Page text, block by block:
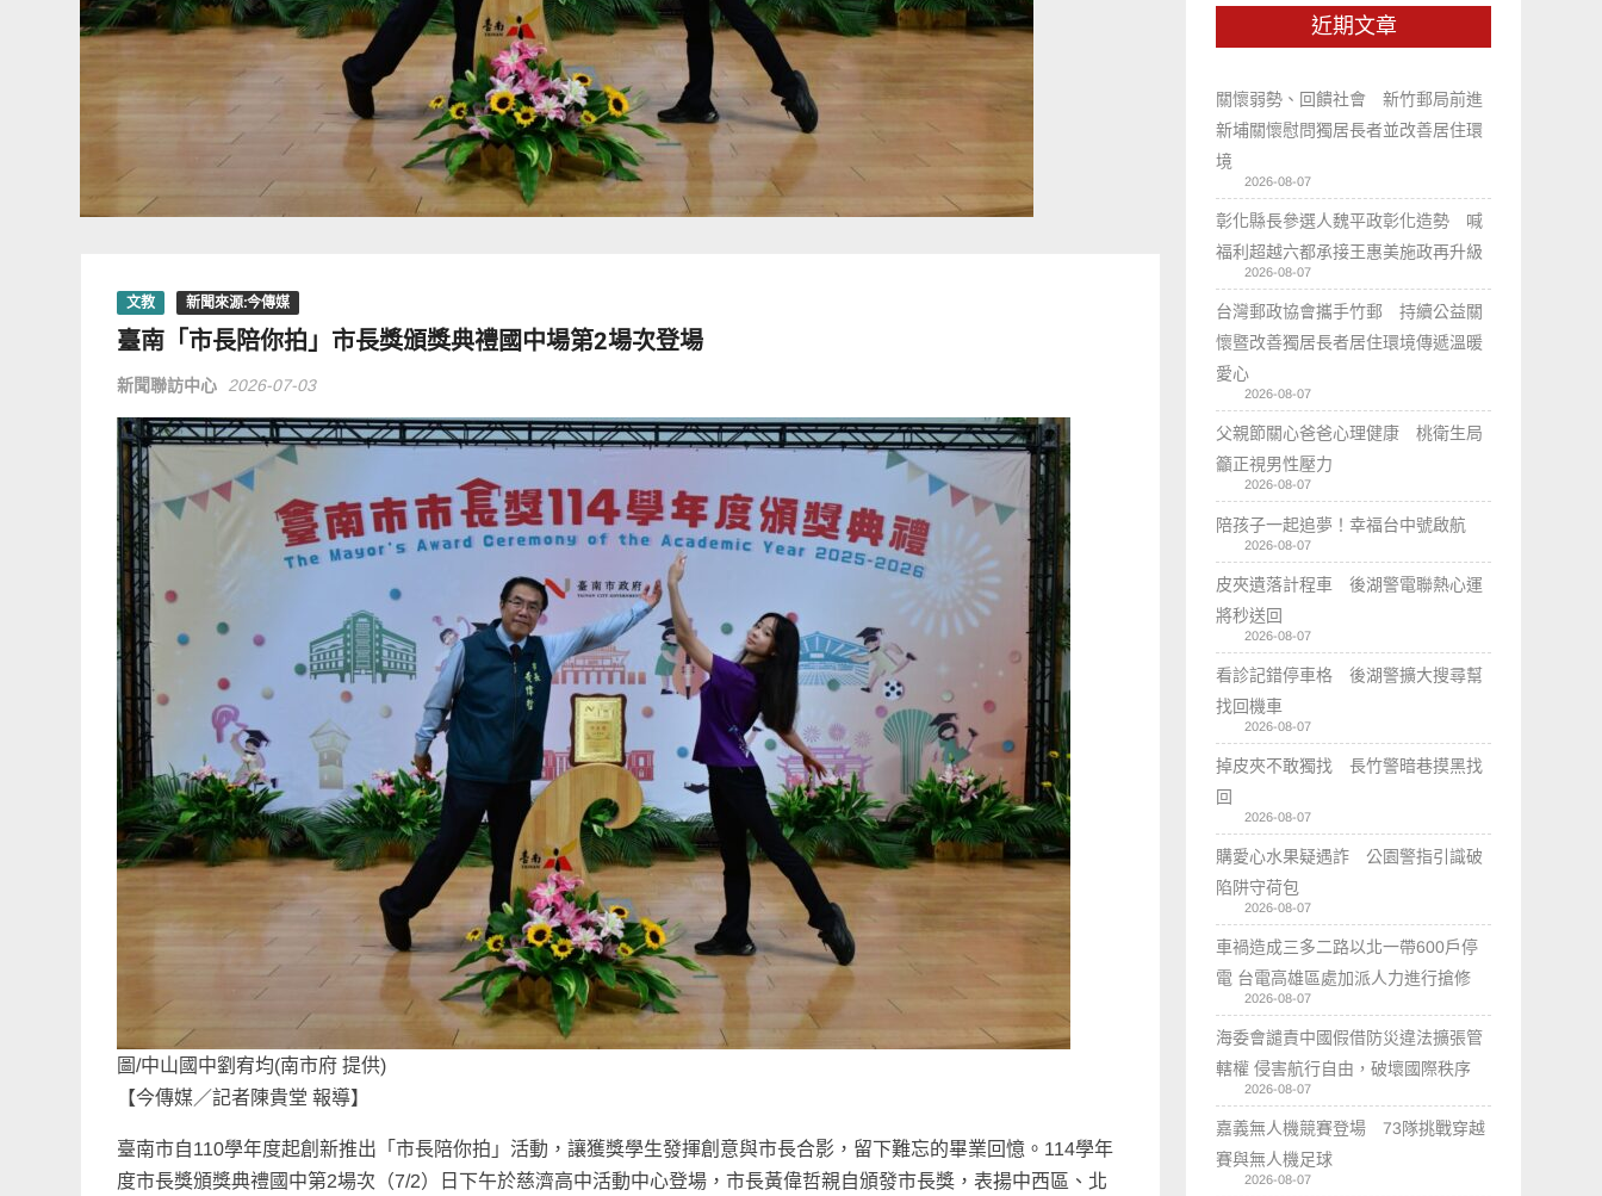
文教 新聞來源:今傳媒
臺南「市長陪你拍」市長獎頒獎典禮國中場第2場次登場
新聞聯訪中心 2026-07-03
圖/中山國中劉宥均(南市府 提供)
【今傳媒／記者陳貴堂 報導】
臺南市自110學年度起創新推出「市長陪你拍」活動，讓獲獎學生發揮創意與市長合影，留下難忘的畢業回憶。114學年
度市長獎頒獎典禮國中第2場次（7/2）日下午於慈濟高中活動中心登場，市長黃偉哲親自頒發市長獎，表揚中西區、北
近期文章
關懷弱勢、回饋社會 新竹郵局前進
新埔關懷慰問獨居長者並改善居住環
境
2026-08-07
彰化縣長參選人魏平政彰化造勢 喊
福利超越六都承接王惠美施政再升級
2026-08-07
台灣郵政協會攜手竹郵 持續公益關
懷暨改善獨居長者居住環境傳遞溫暖
愛心
2026-08-07
父親節關心爸爸心理健康 桃衛生局
籲正視男性壓力
2026-08-07
陪孩子一起追夢！幸福台中號啟航
2026-08-07
皮夾遺落計程車 後湖警電聯熱心運
將秒送回
2026-08-07
看診記錯停車格 後湖警擴大搜尋幫
找回機車
2026-08-07
掉皮夾不敢獨找 長竹警暗巷摸黑找
回
2026-08-07
購愛心水果疑遇詐 公園警指引識破
陷阱守荷包
2026-08-07
車禍造成三多二路以北一帶600戶停
電 台電高雄區處加派人力進行搶修
2026-08-07
海委會譴責中國假借防災違法擴張管
轄權 侵害航行自由，破壞國際秩序
2026-08-07
嘉義無人機競賽登場 73隊挑戰穿越
賽與無人機足球
2026-08-07